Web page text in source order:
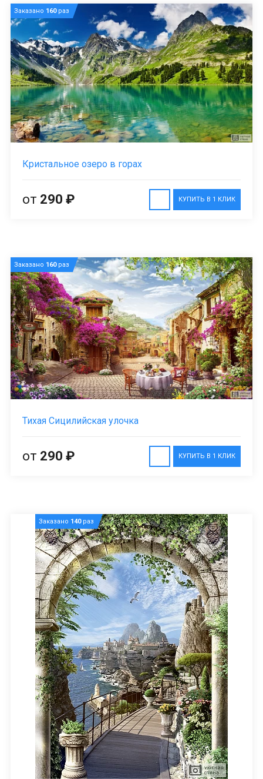
Заказано 160раз
Кристальное озеро в горах
КУПИТЬ В 1 КЛИК
от 290 ₽
Заказано 160раз
Тихая Сицилийская улочка
КУПИТЬ В 1 КЛИК
от 290 ₽
Заказано 140раз